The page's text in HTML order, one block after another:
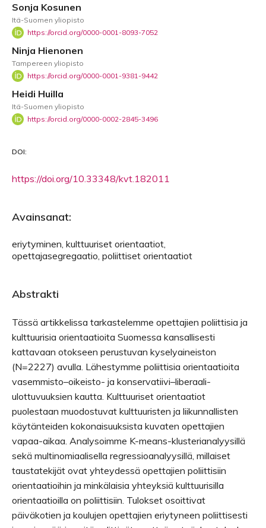
Sonja Kosunen
Itä-Suomen yliopisto
https://orcid.org/0000-0001-8093-7052
Ninja Hienonen
Tampereen yliopisto
https://orcid.org/0000-0001-9381-9442
Heidi Huilla
Itä-Suomen yliopisto
https://orcid.org/0000-0002-2845-3496
DOI:
https://doi.org/10.33348/kvt.182011
Avainsanat:
eriytyminen, kulttuuriset orientaatiot,
opettajasegregaatio, poliittiset orientaatiot
Abstrakti
Tässä artikkelissa tarkastelemme opettajien poliittisia ja
kulttuurisia orientaatioita Suomessa kansallisesti
kattavaan otokseen perustuvan kyselyaineiston
(N=2227) avulla. Lähestymme poliittisia orientaatioita
vasemmisto–oikeisto- ja konservatiivi–liberaali-
ulottuvuuksien kautta. Kulttuuriset orientaatiot
puolestaan muodostuvat kulttuuristen ja liikunnallisten
käytänteiden kokonaisuuksista kuvaten opettajien
vapaa-aikaa. Analysoimme K-means-klusterianalyysillä
sekä multinomiaalisella regressioanalyysillä, millaiset
taustatekijät ovat yhteydessä opettajien poliittisiin
orientaatioihin ja minkälaisia yhteyksiä kulttuurisilla
orientaatioilla on poliittisiin. Tulokset osoittivat
päiväkotien ja koulujen opettajien eriytyneen poliittisesti